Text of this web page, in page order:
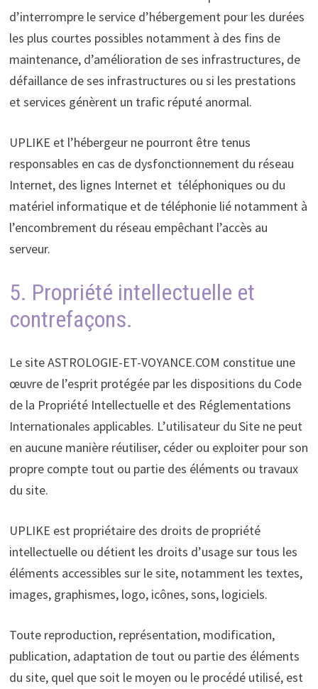
d’interrompre le service d’hébergement pour les durées
les plus courtes possibles notamment à des fins de
maintenance, d’amélioration de ses infrastructures, de
défaillance de ses infrastructures ou si les prestations
et services génèrent un trafic réputé anormal.
UPLIKE et l’hébergeur ne pourront être tenus
responsables en cas de dysfonctionnement du réseau
Internet, des lignes Internet et téléphoniques ou du
matériel informatique et de téléphonie lié notamment à
l’encombrement du réseau empêchant l’accès au
serveur.
5. Propriété intellectuelle et
contrefaçons.
Le siteASTROLOGIE-ET-VOYANCE.COM constitue une
œuvre de l’esprit protégée par les dispositions du Code
de la Propriété Intellectuelle et des Réglementations
Internationales applicables. L’utilisateur du Site ne peut
en aucune manière réutiliser, céder ou exploiter pour son
propre compte tout ou partie des éléments ou travaux
du site.
UPLIKE est propriétaire des droits de propriété
intellectuelle ou détient les droits d’usage sur tous les
éléments accessibles sur le site, notamment les textes,
images, graphismes, logo, icônes, sons, logiciels.
Toute reproduction, représentation, modification,
publication, adaptation de tout ou partie des éléments
du site, quel que soit le moyen ou le procédé utilisé, est